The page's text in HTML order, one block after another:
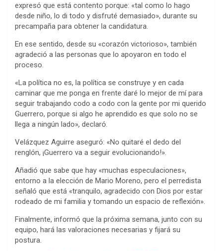
expresó que está contento porque: «tal como lo hago
desde niño, lo di todo y disfruté demasiado», durante su
precampaña para obtener la candidatura.
En ese sentido, desde su «corazón victorioso», también
agradeció a las personas que lo apoyaron en todo el
proceso.
«La política no es, la política se construye y en cada
caminar que me ponga en frente daré lo mejor de mí para
seguir trabajando codo a codo con la gente por mi querido
Guerrero, porque si algo he aprendido es que solo no se
llega a ningún lado», declaró.
Velázquez Aguirre aseguró: «No quitaré el dedo del
renglón, ¡Guerrero va a seguir evolucionando!».
Añadió que sabe que hay «muchas especulaciones»,
entorno a la elección de Mario Moreno, pero el perredista
señaló que está «tranquilo, agradecido con Dios por estar
rodeado de mi familia y tomando un espacio de reflexión».
Finalmente, informó que la próxima semana, junto con su
equipo, hará las valoraciones necesarias y fijará su
postura.